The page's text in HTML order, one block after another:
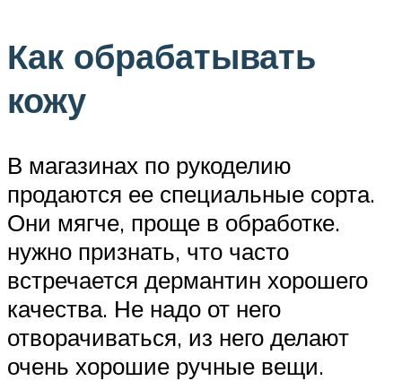
Как обрабатывать
кожу
В магазинах по рукоделию
продаются ее специальные сорта.
Они мягче, проще в обработке.
нужно признать, что часто
встречается дермантин хорошего
качества. Не надо от него
отворачиваться, из него делают
очень хорошие ручные вещи.